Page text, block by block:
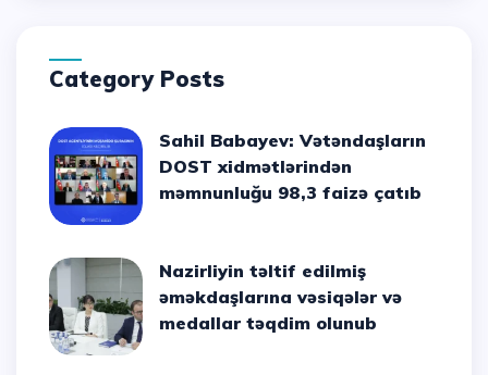
Category Posts
Sahil Babayev: Vətəndaşların
DOST xidmətlərindən
məmnunluğu 98,3 faizə çatıb
Nazirliyin təltif edilmiş
əməkdaşlarına vəsiqələr və
medallar təqdim olunub